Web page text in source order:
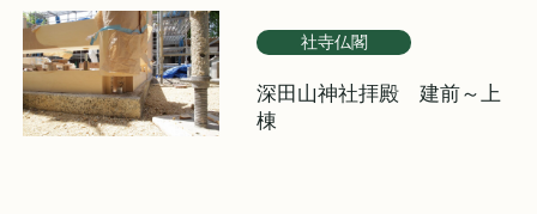
社寺仏閣
深田山神社拝殿 建前～上
棟